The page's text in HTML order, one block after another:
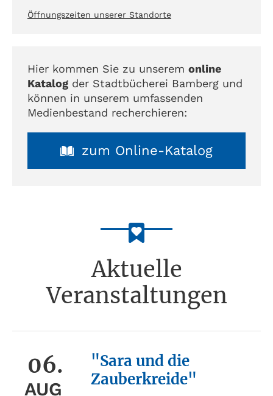
Öffnungszeiten unserer Standorte
Hier kommen Sie zu unserem online
Katalog der Stadtbücherei Bamberg und
können in unserem umfassenden
Medienbestand recherchieren:
zum Online-Katalog
Aktuelle
Veranstaltungen
06.
AUG
"Sara und die
Zauberkreide"